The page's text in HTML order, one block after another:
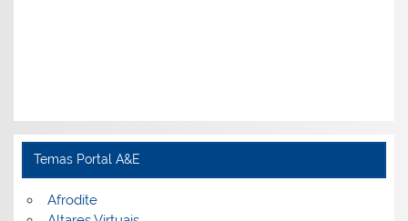
Temas Portal A&E
Afrodite